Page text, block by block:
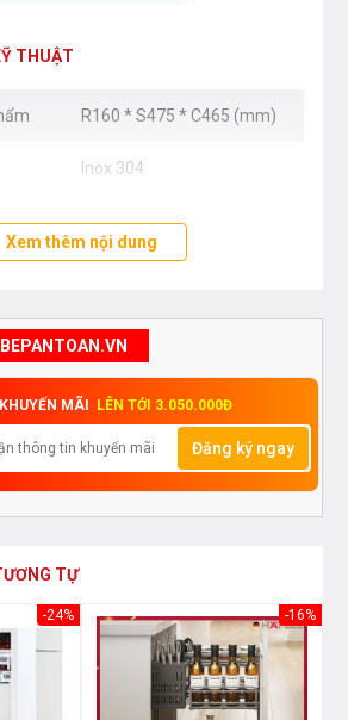
THUẬT
R160 * S475 * C465 (mm)
Inox 304
Xem thêm nội dung
MÃI LÊN TỚI 3.050.000Đ
Đăng ký ngay
TỰ
-24% -16%